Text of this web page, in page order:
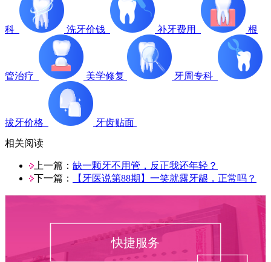
科 洗牙价钱 补牙费用 根
管治疗 美学修复 牙周专科
拔牙价格
牙齿贴面
相关阅读
上一篇： 缺一颗牙不用管，反正我还年轻？
下一篇：
【牙医说第88期】一笑就露牙龈，正常吗？
快捷服务